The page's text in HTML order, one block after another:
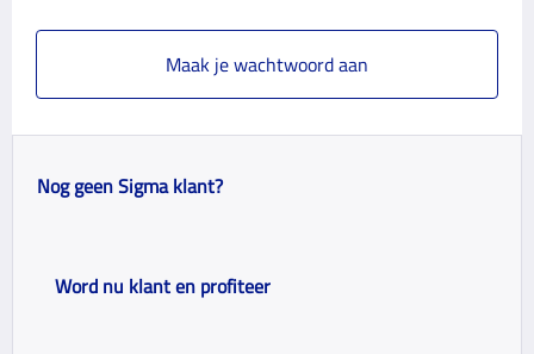
Maak je wachtwoord aan
Nog geen Sigma klant?
Word nu klant en profiteer